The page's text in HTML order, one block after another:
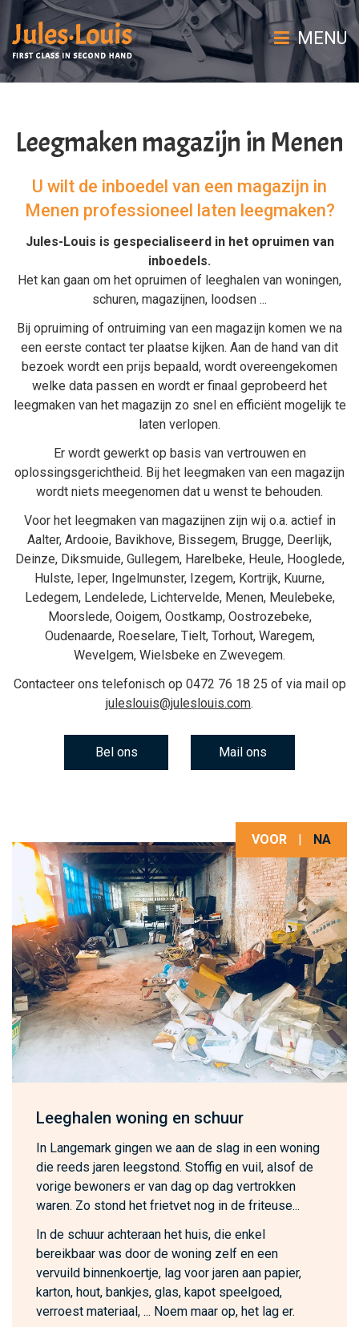
MENU
Leegmaken magazijn in Menen
U wilt de inboedel van een magazijn in
Menen professioneel laten leegmaken?
Jules-Louis is gespecialiseerd in het opruimen van
inboedels.
Het kan gaan om het opruimen of leeghalen van woningen,
schuren, magazijnen, loodsen ...
Bij opruiming of ontruiming van een magazijn komen we na
een eerste contact ter plaatse kijken. Aan de hand van dit
bezoek wordt een prijs bepaald, wordt overeengekomen
welke data passen en wordt er finaal geprobeerd het
leegmaken van het magazijn zo snel en efficiënt mogelijk te
laten verlopen.
Er wordt gewerkt op basis van vertrouwen en
oplossingsgerichtheid. Bij het leegmaken van een magazijn
wordt niets meegenomen dat u wenst te behouden.
Voor het leegmaken van magazijnen zijn wij o.a. actief in
Aalter, Ardooie, Bavikhove, Bissegem, Brugge, Deerlijk,
Deinze, Diksmuide, Gullegem, Harelbeke, Heule, Hooglede,
Hulste, Ieper, Ingelmunster, Izegem, Kortrijk, Kuurne,
Ledegem, Lendelede, Lichtervelde, Menen, Meulebeke,
Moorslede, Ooigem, Oostkamp, Oostrozebeke,
Oudenaarde, Roeselare, Tielt, Torhout, Waregem,
Wevelgem, Wielsbeke en Zwevegem.
Contacteer ons telefonisch op 0472 76 18 25 of via mail op
juleslouis@juleslouis.com.
Bel ons Mail ons
VOOR | NA
Leeghalen woning en schuur
In Langemark gingen we aan de slag in een woning
die reeds jaren leegstond. Stoffig en vuil, alsof de
vorige bewoners er van dag op dag vertrokken
waren. Zo stond het frietvet nog in de friteuse...
In de schuur achteraan het huis, die enkel
bereikbaar was door de woning zelf en een
vervuild binnenkoertje, lag voor jaren aan papier,
karton, hout, bankjes, glas, kapot speelgoed,
verroest materiaal, ... Noem maar op, het lag er.